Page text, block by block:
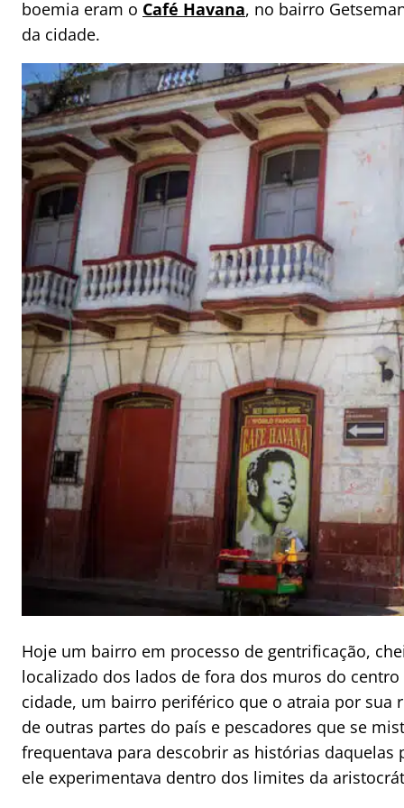
boemia eram o Café Havana, no bairro
da cidade.
Hoje um bairro em processo de gentrificação,
localizado dos lados de fora dos muros do
cidade, um bairro periférico que o atraia por sua
de outras partes do país e pescadores que se
frequentava para descobrir as histórias
ele experimentava dentro dos limites da